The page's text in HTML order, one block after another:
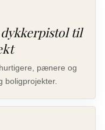
til
pænere og
boligprojekter.